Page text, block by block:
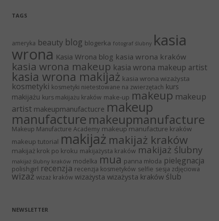
TAGS
ameryka beauty blog blogerka fotograf ślubny kasia
wrona Kasia Wrona blog kasia wrona kraków
kasia wrona makeup kasia wrona makeup artist
kasia wrona makijaż kasia wrona wizażysta
kosmetyki kosmetyki nietestowane na zwierzętach kurs
makijażu kurs makijażu kraków make-up makeup makeup
artist makeupmanufactucre makeup
manufacture makeupmanufacture
Makeup Manufacture Academy makeup manufacture kraków
makeup tutorial makijaż makijaż kraków
makijaż krok po kroku makijażysta kraków makijaż ślubny
makijaż ślubny kraków modelka mua panna młoda pielęgnacja
polishgirl recenzja recenzja kosmetyków selfie sesja zdjęciowa
wizaż wizaż kraków wizażysta wizażysta kraków ślub
NEWSLETTER